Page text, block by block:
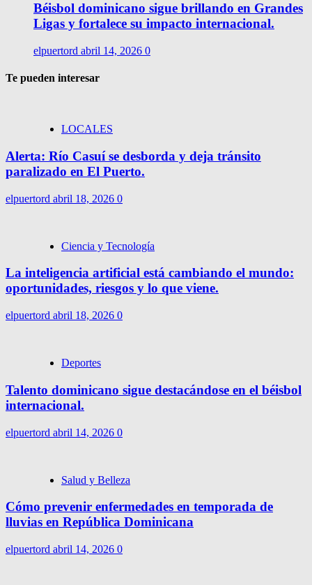
Béisbol dominicano sigue brillando en Grandes
Ligas y fortalece su impacto internacional.
elpuertord abril 14, 2026 0
Te pueden interesar
LOCALES
Alerta: Río Casuí se desborda y deja tránsito
paralizado en El Puerto.
elpuertord abril 18, 2026 0
Ciencia y Tecnología
La inteligencia artificial está cambiando el mundo:
oportunidades, riesgos y lo que viene.
elpuertord abril 18, 2026 0
Deportes
Talento dominicano sigue destacándose en el béisbol
internacional.
elpuertord abril 14, 2026 0
Salud y Belleza
Cómo prevenir enfermedades en temporada de
lluvias en República Dominicana
elpuertord abril 14, 2026 0